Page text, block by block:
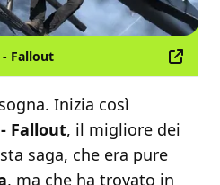
Fallout
Inizia così
Fallout, il migliore dei
saga, che era pure
, ma che ha trovato in